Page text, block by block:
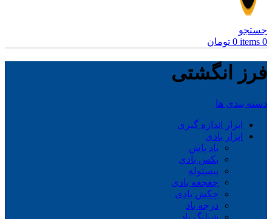
جستجو
0
items
0 تومان
فرز انگشتی
دسته بندی ها
ابزار اندازه گیری
ابزار بادی
باد پاش
بکس بادی
پیستوله
جغجغه بادی
چکش بادی
درجه باد
شیلنگ باد